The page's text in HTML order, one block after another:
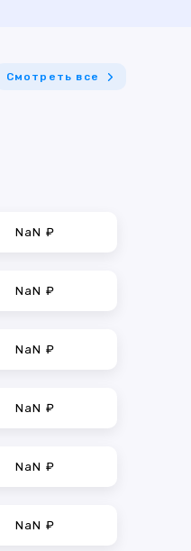
Смотреть все
NaN ₽
NaN ₽
NaN ₽
NaN ₽
NaN ₽
NaN ₽